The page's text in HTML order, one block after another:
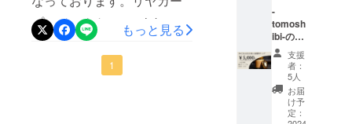
バイト募集要項の作成等を
行っており、表だった活動
な活動は7月までお待ちくだ
行いました。その結果、無
添加のお惣菜（揚げ物）と
質の高いサラダ、栗ご飯等
ようチャレンジします！
プロジェクト-tomoshibi-代
表の三浦です。3月23日、ク
ラウドファンディング公開
もっと見る
1
スにて
ご連絡
いたし
ます。
諸注意
・HPは
2024年
6月末ま
でに完
時にご
登録の
メール
アドレ
スにて
ご連絡
いたし
ます。
諸注意
だきま
す。 お
届け予
定は
2024年
6月頃で
ござい
ます。
-
tomosh
ibi-の商
品を食
べてみ
たい、
体験し
てみた
い方は
支援
者：
5人
お届
け予
定：